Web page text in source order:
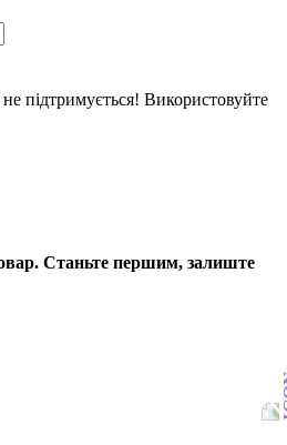
підтримується! Використовуйте
Станьте першим, залиште